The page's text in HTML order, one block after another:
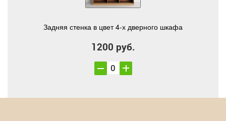
Задняя стенка в цвет 4-х дверного шкафа
1200 руб.